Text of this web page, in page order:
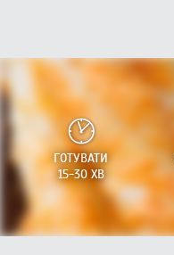
ГОТУВАТИ
15-30 ХВ